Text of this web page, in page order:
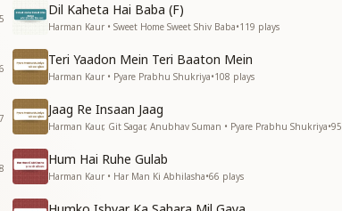
स्वरणीम युग का उगता सूरज देखे हम
प्रभू प्रेम की किरनो से जग को बदलेंगे हम
________
5
Dil Kaheta Hai Baba (F)
Harman Kaur • Sweet Home Sweet Shiv Baba•119 plays
6
Teri Yaadon Mein Teri Baaton Mein
Harman Kaur • Pyare Prabhu Shukriya•108 plays
7
Jaag Re Insaan Jaag
Harman Kaur, Git Sagar, Anubhav Suman • Pyare Prabhu Shukriya•95
8
Hum Hai Ruhe Gulab
Harman Kaur • Har Man Ki Abhilasha•66 plays